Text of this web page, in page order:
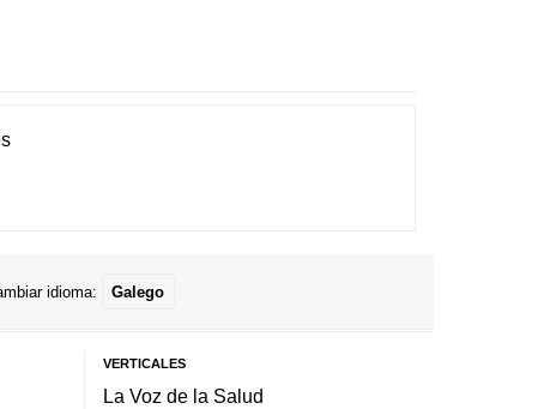
idioma: Galego
VERTICALES
La Voz de la Salud